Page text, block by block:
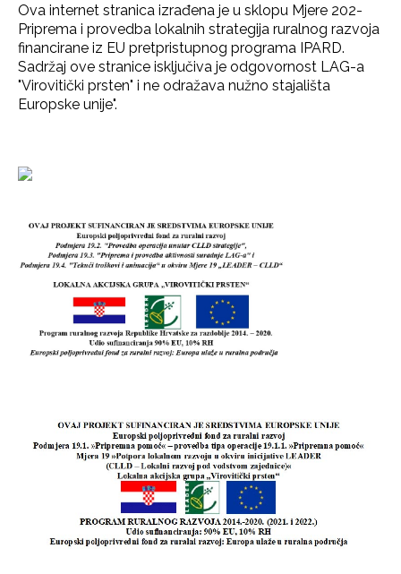
Ova internet stranica izrađena je u sklopu Mjere 202-
Priprema i provedba lokalnih strategija ruralnog razvoja
financirane iz EU pretpristupnog programa IPARD.
Sadržaj ove stranice isključiva je odgovornost LAG-a
"Virovitički prsten" i ne odražava nužno stajališta
Europske unije".